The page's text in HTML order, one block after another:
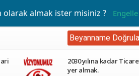
almak ister misiniz ? Engelle
Beyanname
2030 yılına kadar
yer almak.